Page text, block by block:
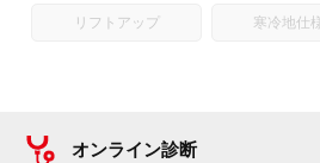
リフトアップ 寒冷地仕
オンライン診断